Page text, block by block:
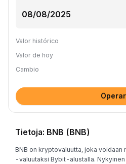
Valor histórico
Valor de hoy
Cambio
Operar
Tietoja: BNB (BNB)
BNB on kryptovaluutta, joka voidaan
-valuutaksi Bybit-alustalla. Nykyinen